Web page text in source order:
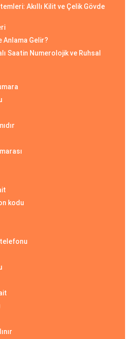
Akıllı Kilit ve Çelik Gövde
Anlama Gelir?
Saatin Numerolojik ve Ruhsal
kodu
telefonu